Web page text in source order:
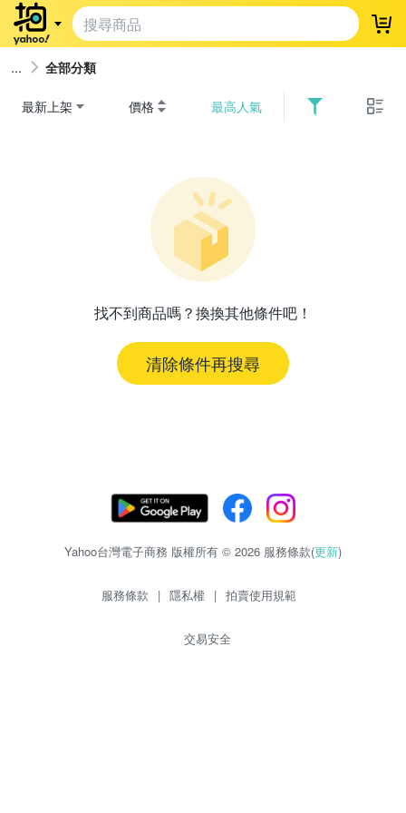
登
全部分類
最新上架 價格 最高人氣
找不到商品嗎？換換其他條件吧！
清除條件再搜尋
Yahoo台灣電子商務 版權所有 © 2026 服務條款(更新)
服務條款 | 隱私權 | 拍賣使用規範
交易安全